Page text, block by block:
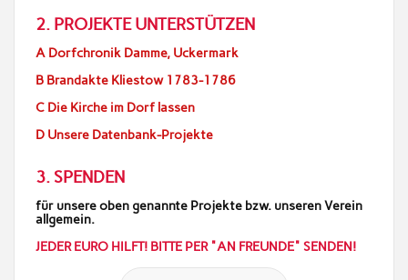
2. PROJEKTE UNTERSTÜTZEN
A Dorfchronik Damme, Uckermark
B Brandakte Kliestow 1783-1786
C Die Kirche im Dorf lassen
D Unsere Datenbank-Projekte
3. SPENDEN
für unsere oben genannte Projekte bzw. unseren Verein
allgemein.
JEDER EURO HILFT! BITTE PER "AN FREUNDE" SENDEN!